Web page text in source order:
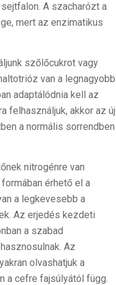
A szacharózt a
mert az enzimatikus
szőlőcukrot vagy
van a legnagyobb
adaptálódnia kell az
felhasználjuk, akkor az új
a normális sorrendben
nitrogénre van
érhető el a
a legkevesebb a
Az erjedés kezdeti
a szabad
Az
olvashatjuk a
a cefre fajsúlyától függ.